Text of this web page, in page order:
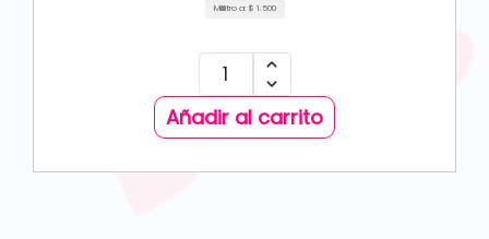
Mililitro a: $ 1.500
Añadir al carrito